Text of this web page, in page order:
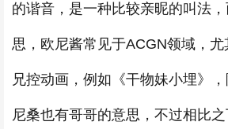
的谐音，是一种比较亲昵的叫法
思，欧尼酱常见于ACGN领域，
兄控动画，例如《干物妹小埋》，
尼桑也有哥哥的意思，不过相比